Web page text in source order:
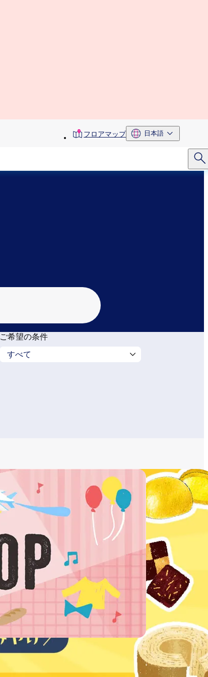
toolbarフロアマップ 日本語
ご希望の条件